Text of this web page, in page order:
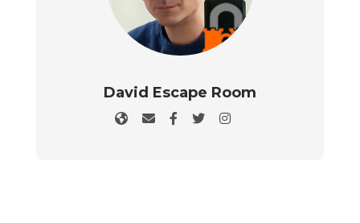
David Escape Room